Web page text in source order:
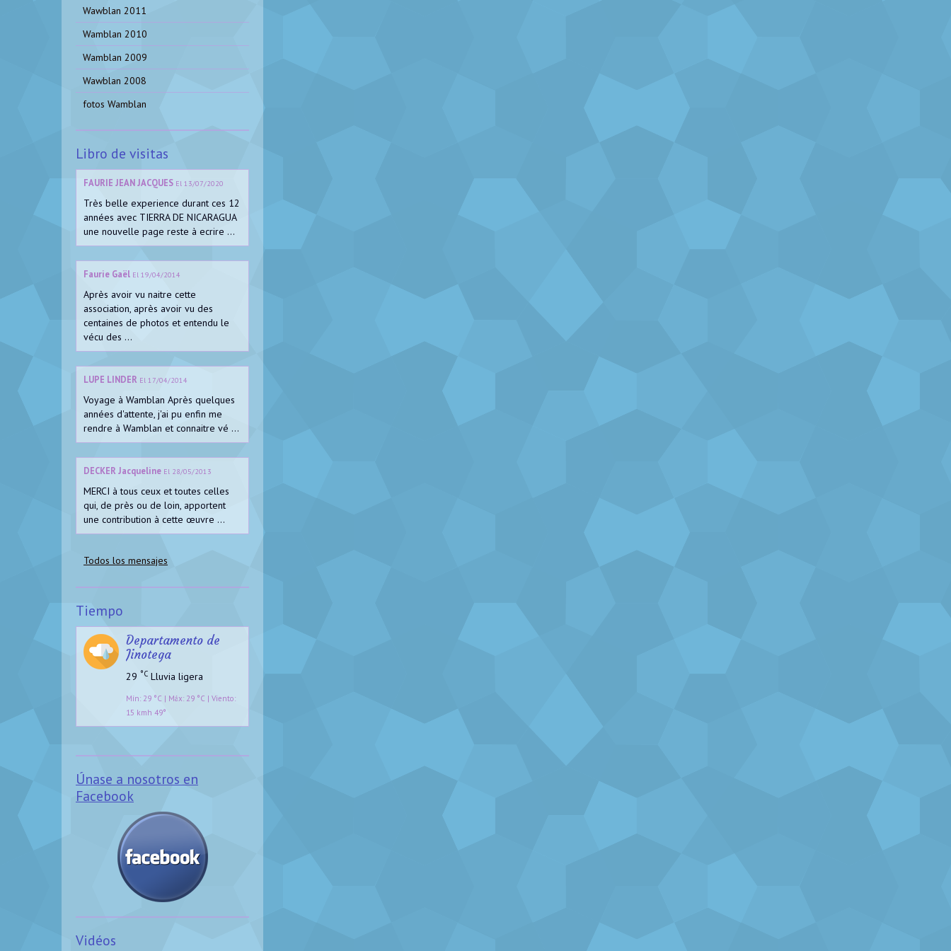
Wawblan 2011
Wamblan 2010
Wamblan 2009
Wawblan 2008
fotos Wamblan
Libro de visitas
FAURIE JEAN JACQUES El 13/07/2020
Très belle experience durant ces 12
années avec TIERRA DE NICARAGUA
une nouvelle page reste à ecrire ...
Faurie Gaël El 19/04/2014
Après avoir vu naitre cette
association, après avoir vu des
centaines de photos et entendu le
vécu des ...
LUPE LINDER El 17/04/2014
Voyage à Wamblan Après quelques
années d'attente, j'ai pu enfin me
rendre à Wamblan et connaitre vé ...
DECKER Jacqueline El 28/05/2013
MERCI à tous ceux et toutes celles
qui, de près ou de loin, apportent
une contribution à cette œuvre ...
Todos los mensajes
Tiempo
Departamento de
Jinotega
29 °C Lluvia ligera
Mín: 29 °C | Máx: 29 °C | Viento:
15 kmh 49°
Únase a nosotros en
Facebook
Vidéos